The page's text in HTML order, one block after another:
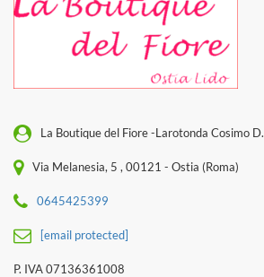
La Boutique del Fiore -Larotonda Cosimo D.
Via Melanesia, 5 , 00121 - Ostia (Roma)
0645425399
[email protected]
P. IVA 07136361008